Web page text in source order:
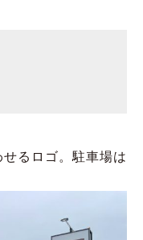
るロゴ。駐車場は